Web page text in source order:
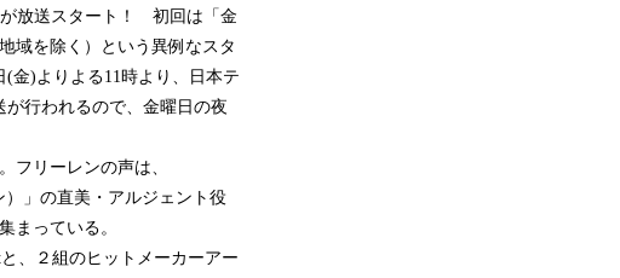
が放送スタート！ 初回は「金
域を除く）という異例なスタ
金)よりよる11時より、日本テ
行われるので、金曜日の夜
フリーレンの声は、
）」の直美・アルジェント役
まっている。
、２組のヒットメーカーアー